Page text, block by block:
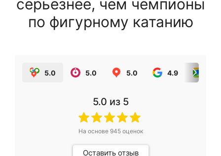
серьезнее, чем чемпионы
по фигурному катанию
5.0 5.0 5.0 4.9
5.0 из 5
На основе 945оценок
Оставить отзыв